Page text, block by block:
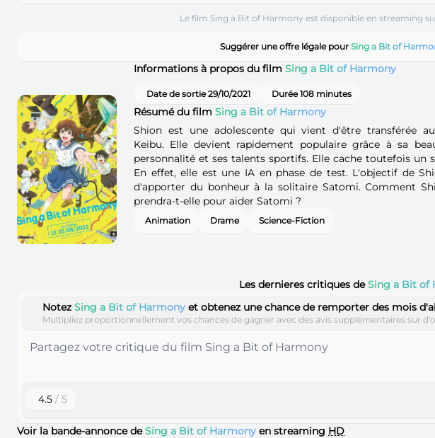
Le film Sing a Bit of Harmony est disponible en streaming
Suggérer une offre légale pour Sing a Bit of
Informations à propos du film Sing a Bit of Harmony
Date de sortie 29/10/2021 Durée 108 minutes
Résumé du film Sing a Bit of Harmony
Shion est une adolescente qui vient d'être transférée
Keibu. Elle devient rapidement populaire grâce à sa
personnalité et ses talents sportifs. Elle cache toutefois un
En effet, elle est une IA en phase de test. L'objectif de
d'apporter du bonheur à la solitaire Satomi. Comment
prendra-t-elle pour aider Satomi ?
Animation Drame Science-Fiction
Les dernieres critiques deSing a Bit of
NotezSing a Bit of Harmony et obtenez une chance de remporter des mois
Multipliez proportionnellement vos chances de gagner avec des avis supplémentaires sur
4.5 / 5
Voir la bande-annonce deSing a Bit of Harmony en streaming HD